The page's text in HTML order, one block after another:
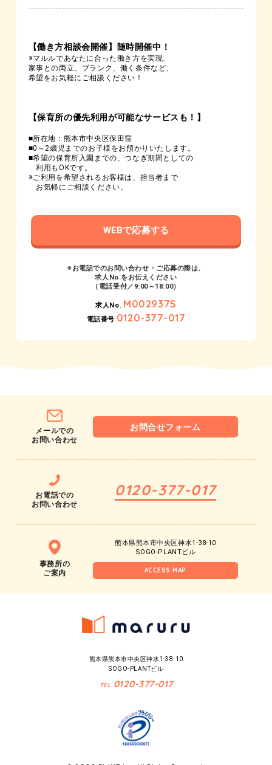
【働き方相談会開催】随時開催中！
※マルルであなたに合った働き方を実現、
家事との両立、ブランク、働く条件など、
希望をお気軽にご相談ください！
【保育所の優先利用が可能なサービスも！】
■所在地：熊本市中央区保田窪
■0～2歳児までのお子様をお預かりいたします。
■希望の保育所入園までの、つなぎ期間としての
利用もOKです。
※ご利用を希望されるお客様は、担当者まで
お気軽にご相談ください。
WEBで応募する
※お電話でのお問い合わせ・ご応募の際は、
求人No.をお伝えください
（電話受付／9:00～18:00）
求人No. M002937S
電話番号 0120-377-017
メールでの
お問い合わせ
お問合せフォーム
お電話での
お問い合わせ
0120-377-017
事務所の
ご案内
ACCESS MAP
熊本県熊本市中央区神水1-38-10
SOGO-PLANTビル
熊本県熊本市中央区神水1-38-10
SOGO-PLANTビル
TEL 0120-377-017